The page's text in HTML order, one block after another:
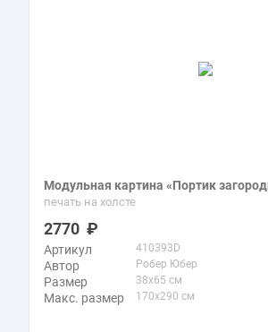
Модульная картина «Портик
печать на холсте
2770
Артикул 410393D
Автор Робер Юбер
Размер 38x65 см
Макс. размер 170x290 см